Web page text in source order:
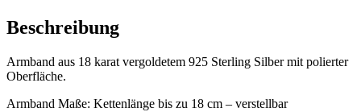
Menge
Beschreibung
Armband aus 18 karat vergoldetem 925 Sterling Silber mit polierter
Oberfläche.
Armband Maße: Kettenlänge bis zu 18 cm – verstellbar